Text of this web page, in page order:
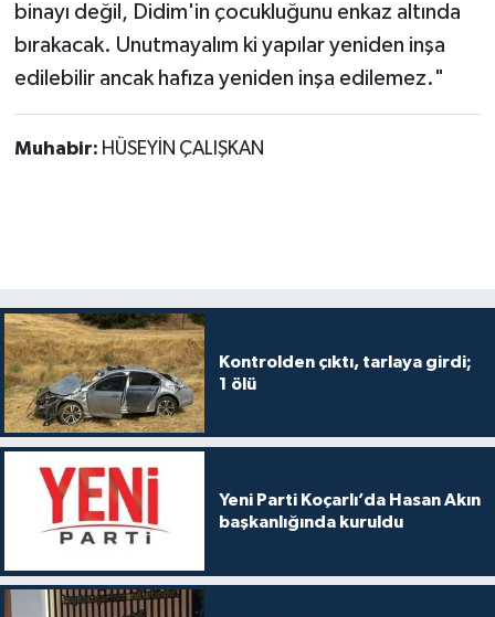
binayı değil, Didim'in çocukluğunu enkaz altında
bırakacak. Unutmayalım ki yapılar yeniden inşa
edilebilir ancak hafıza yeniden inşa edilemez."
Muhabir: HÜSEYİN ÇALIŞKAN
Kontrolden çıktı, tarlaya girdi;
1 ölü
Yeni Parti Koçarlı’da Hasan Akın
başkanlığında kuruldu